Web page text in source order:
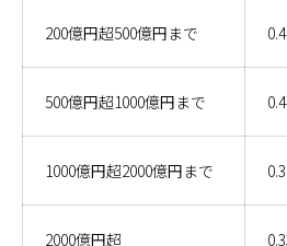
200億円超500億円まで
500億円超1000億円まで
1000億円超2000億円まで
2000億円超